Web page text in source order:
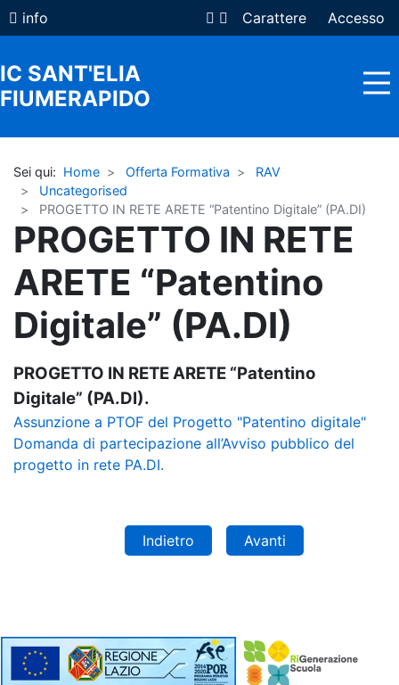
info Carattere Accesso
IC SANT'ELIA
FIUMERAPIDO
HOME
ISTITUTO
FAMIGLIE
DOCENTI E ATA
COMUNICAZIONI
REGISTRO
REGOLAMENTI
SEGRETERIA
Sei qui: Home Offerta Formativa
RAV
Uncategorised
PROGETTO IN RETE ARETE “Patentino Digitale” (PA.DI)
PROGETTO IN RETE
ARETE “Patentino
Digitale” (PA.DI)
PROGETTO IN RETE ARETE “Patentino
Digitale” (PA.DI).
Assunzione a PTOF del Progetto "Patentino digitale"
Domanda di partecipazione all’Avviso pubblico del
progetto in rete PA.DI.
Indietro Avanti